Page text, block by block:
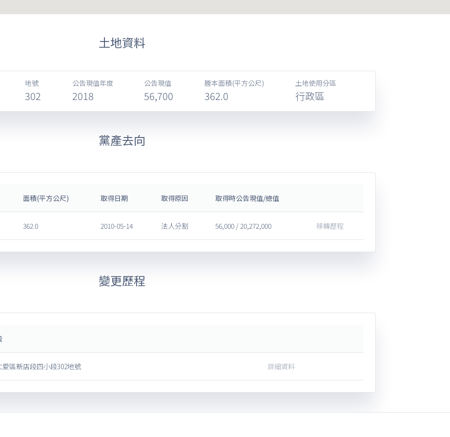
土地資料
地號
302
公告現值年度
2018
公告現值
56,700
謄本面積(平方公尺)
362.0
土地使用分區
行政區
黨產去向
面積(平方公尺) 取得日期 取得原因 取得時公告現值/總值
362.0 2010-05-14 法人分割 56,000 / 20,272,000 移轉歷程
變更歷程
愛區新店段四小段302地號 詳細資料